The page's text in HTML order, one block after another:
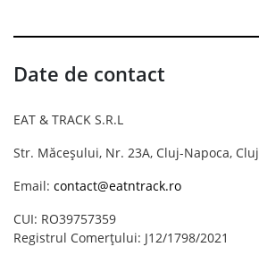
Date de contact
EAT & TRACK S.R.L
Str. Măceșului, Nr. 23A, Cluj-Napoca, Cluj
Email: contact@eatntrack.ro
CUI: RO39757359
Registrul Comerțului: J12/1798/2021